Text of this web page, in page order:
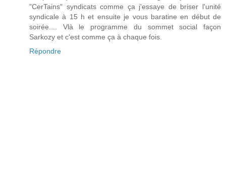
"CerTains" syndicats comme ça j'essaye de briser l'unité
syndicale à 15 h et ensuite je vous baratine en début de
soirée.... Vlà le programme du sommet social façon
Sarkozy et c'est comme ça à chaque fois.
Répondre